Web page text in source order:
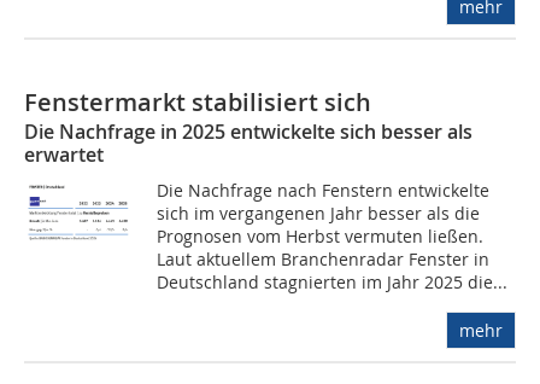
mehr
Fenstermarkt stabilisiert sich
Die Nachfrage in 2025 entwickelte sich besser als
erwartet
Die Nachfrage nach Fenstern entwickelte
sich im vergangenen Jahr besser als die
Prognosen vom Herbst vermuten ließen.
Laut aktuellem Branchenradar Fenster in
Deutschland stagnierten im Jahr 2025 die...
mehr